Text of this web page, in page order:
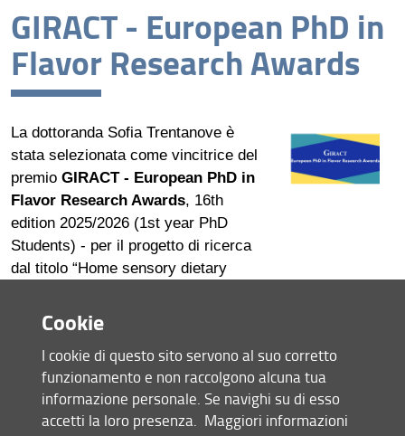
GIRACT - European PhD in
Flavor Research Awards
La dottoranda Sofia Trentanove è
stata selezionata come vincitrice del
premioGIRACT - European PhD in
Flavor Research Awards, 16th
edition 2025/2026 (1st year PhD
Students) - per il progetto di ricerca
dal titolo “Home sensory dietary
school meals: the role of parental
and child individual variables”. Giract
Award è un programma innovativo
che promuove la ricerca sul flavor
tra i dottorandi delle università e
degli istituti europei, in
News recenti
Archivio
Cookie
I cookie di questo sito servono al suo corretto
funzionamento e non raccolgono alcuna tua
informazione personale. Se navighi su di esso
accetti la loro presenza. Maggiori informazioni